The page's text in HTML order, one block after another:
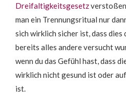
Dreifaltigkeitsgesetz
man ein Trennungsritual nur
sich wirklich sicher ist, dass
bereits alles andere versucht
wenn du das Gefühl hast, dass
wirklich nicht gesund ist oder
ist.